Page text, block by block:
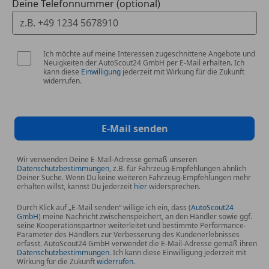
Deine Telefonnummer (optional)
Ich möchte auf meine Interessen zugeschnittene Angebote und
Neuigkeiten der AutoScout24 GmbH per E-Mail erhalten. Ich
kann diese Einwilligung jederzeit mit Wirkung für die Zukunft
widerrufen.
E-Mail senden
Wir verwenden Deine E-Mail-Adresse gemäß unseren
Datenschutzbestimmungen, z.B. für Fahrzeug-Empfehlungen ähnlich
Deiner Suche. Wenn Du keine weiteren Fahrzeug-Empfehlungen mehr
erhalten willst, kannst Du jederzeit hierwidersprechen.
Durch Klick auf „E-Mail senden“ willige ich ein, dass (AutoScout24
GmbH) meine Nachricht zwischenspeichert, an den Händler sowie ggf.
seine Kooperationspartner weiterleitet und bestimmte Performance-
Parameter des Händlers zur Verbesserung des Kundenerlebnisses
erfasst. AutoScout24 GmbH verwendet die E-Mail-Adresse gemäß ihren
Datenschutzbestimmungen. Ich kann diese Einwilligung jederzeit mit
Wirkung für die Zukunftwiderrufen.